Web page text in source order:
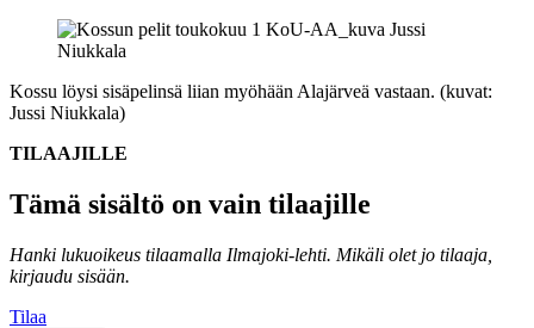
Kossu löysi sisäpelinsä liian myöhään Alajärveä vastaan. (kuvat:
Jussi Niukkala)
TILAAJILLE
Tämä sisältö on vain tilaajille
Hanki lukuoikeus tilaamalla Ilmajoki-lehti. Mikäli olet jo tilaaja,
kirjaudu sisään.
Tilaa